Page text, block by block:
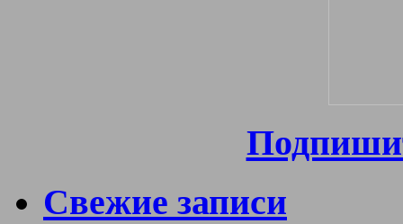
Свежие записи